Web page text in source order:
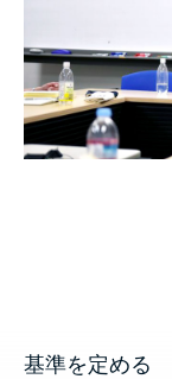
基準を定める